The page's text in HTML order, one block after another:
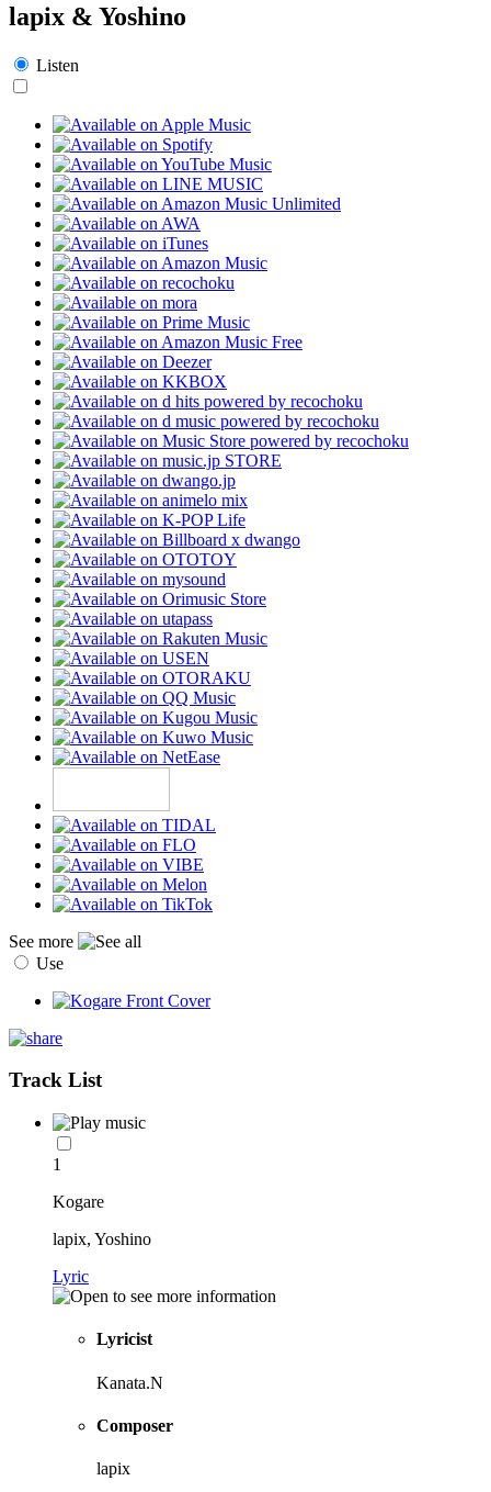
lapix & Yoshino
Listen
See more
Use
Track List
1
Kogare
lapix, Yoshino
Lyric
Lyricist
Kanata.N
Composer
lapix